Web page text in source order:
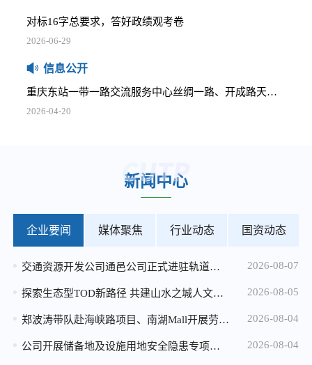
对标16字总要求，答好政绩观考卷
2026-06-29
树立正确政绩观，要牢记这两个理念
习近平党建思想内涵要义
信息公开
学堂湾小微地块招租公告
2026-04-20
重庆东站一带一路交流服务中心丝绸一路、开成路天然气管道迁改安全评估比选公告
2026-04-20
马家岩小微地块招租公告
加州实验小学小微地块招租公告
2026-04-20
2025-12-25
2026年度消防设施维保服务比选中选候选人公示
2025-12-05
新闻中心
企业要闻 媒体聚焦 行业动态 国资动态
交通资源开发公司通邑公司正式进驻轨道交通15号线安保服务 2026-08-07
探索生态型TOD新路径 共建山水之城人文社区——公司与重庆生态文化协会开展九曲河湿地专题调研座谈 2026-08-05
郑波涛带队赴海峡路项目、南湖Mall开展劳动保护督查暨高温慰问 2026-08-04
公司开展储备地及设施用地安全隐患专项检查 全力筑牢汛期安全防线 2026-08-04